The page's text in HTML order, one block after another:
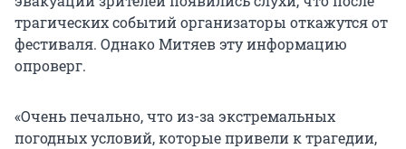
трагических событий организаторы откажутся от
фестиваля. Однако Митяев эту информацию
опроверг.
«Очень печально, что из-за экстремальных
погодных условий, которые привели к трагедии,